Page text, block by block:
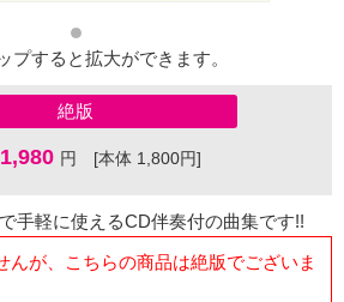
プすると拡大ができます。
絶版
1,980 円 [本体 1,800円]
手軽に使えるCD伴奏付の曲集です!!
が、こちらの商品は絶版でございま